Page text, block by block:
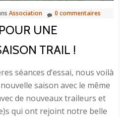
Association 0 commentaires
UNE
TRAIL !
séances d’essai, nous voilà
saison avec le même
de nouveaux traileurs et
qui ont rejoint notre belle